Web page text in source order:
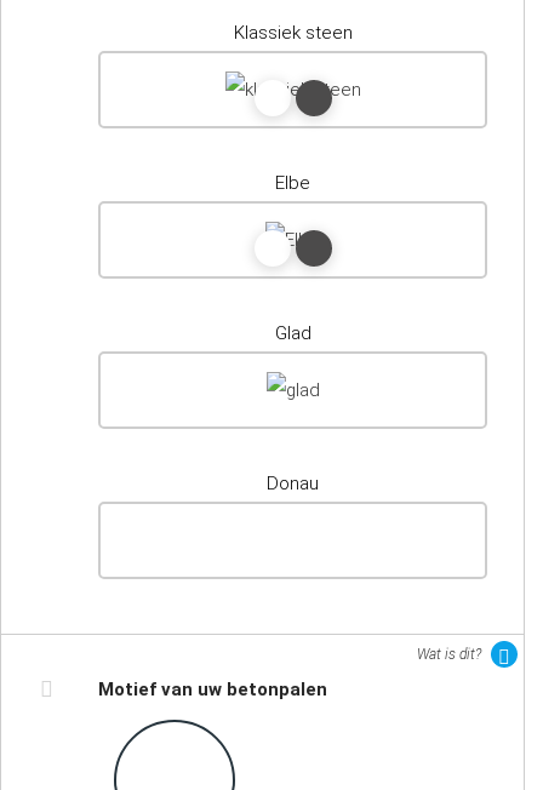
Klassiek steen
Elbe
Glad
Donau
Wat is dit?
Motief van uw betonpalen